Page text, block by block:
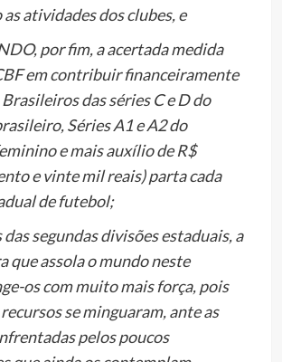
atividades dos clubes, e
por fim, a acertada medida
em contribuir financeiramente
das séries C e D do
Séries A1 e A2 do
e mais auxílio de R$
e vinte mil reais) parta cada
de futebol;
das segundas divisões estaduais, a
que assola o mundo neste
os com muito mais força, pois
se minguaram, ante as
pelos poucos